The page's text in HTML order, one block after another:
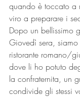
quando è toccato a
viro a preparare i
Dopo un bellissimo
Giovedì sera,
ristorante romano/
dove li ho potuto
la confraternita, un
condivide gli stessi